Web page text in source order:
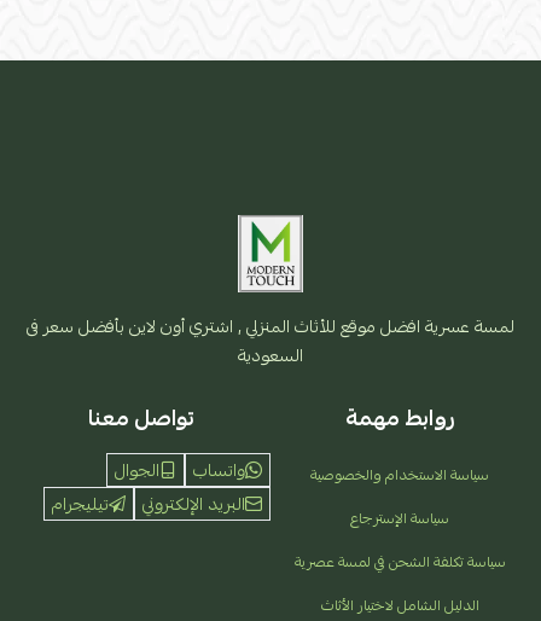
لمسة عسرية افضل موقع للأثاث المنزلي , اشتري أون لاين بأفضل سعر فى
السعودية
روابط مهمة
سياسة الاستخدام والخصوصية
سياسة الإسترجاع
سياسة تكلفة الشحن في لمسة عصرية
الدليل الشامل لاختيار الأثاث
تواصل معنا
واتساب
الجوال
البريد الإلكتروني
تيليجرام